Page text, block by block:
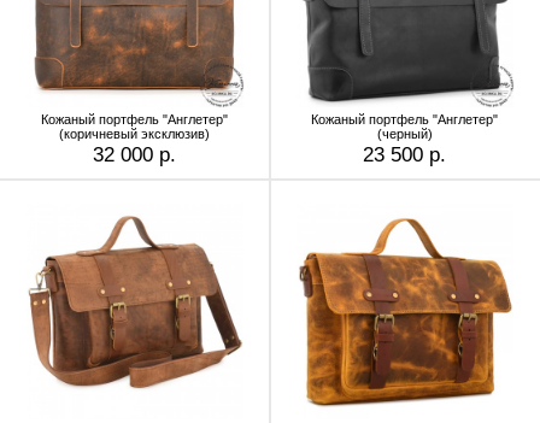
Кожаный портфель "Англетер"
(коричневый эксклюзив)
32 000 р.
Кожаный портфель "Англетер"
(черный)
23 500 р.